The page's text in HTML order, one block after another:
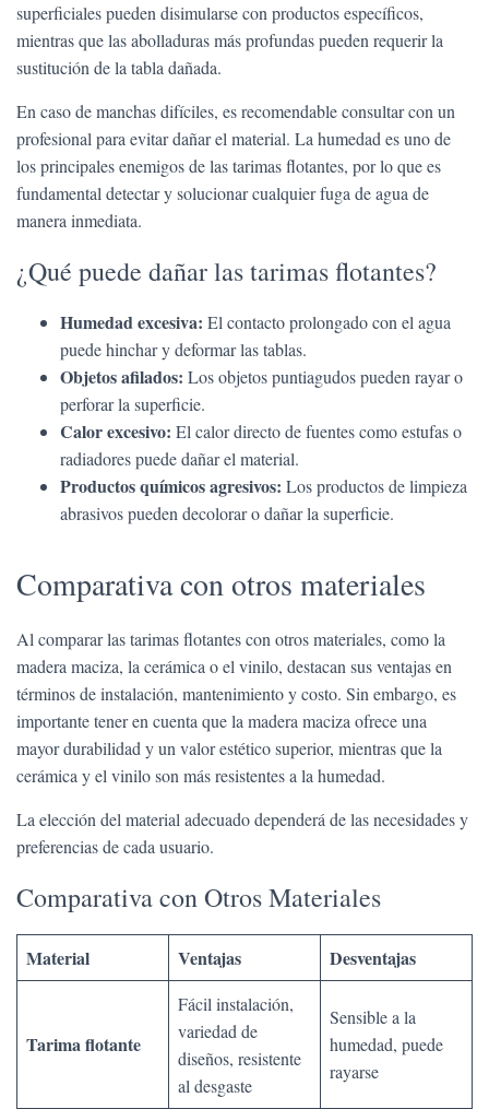
superficiales pueden disimularse con productos específicos,
mientras que las abolladuras más profundas pueden requerir la
sustitución de la tabla dañada.
En caso de manchas difíciles, es recomendable consultar con un
profesional para evitar dañar el material. La humedad es uno de
los principales enemigos de las tarimas flotantes, por lo que es
fundamental detectar y solucionar cualquier fuga de agua de
manera inmediata.
¿Qué puede dañar las tarimas flotantes?
Humedad excesiva: El contacto prolongado con el agua
puede hinchar y deformar las tablas.
Objetos afilados: Los objetos puntiagudos pueden rayar o
perforar la superficie.
Calor excesivo: El calor directo de fuentes como estufas o
radiadores puede dañar el material.
Productos químicos agresivos: Los productos de limpieza
abrasivos pueden decolorar o dañar la superficie.
Comparativa con otros materiales
Al comparar las tarimas flotantes con otros materiales, como la
madera maciza, la cerámica o el vinilo, destacan sus ventajas en
términos de instalación, mantenimiento y costo. Sin embargo, es
importante tener en cuenta que la madera maciza ofrece una
mayor durabilidad y un valor estético superior, mientras que la
cerámica y el vinilo son más resistentes a la humedad.
La elección del material adecuado dependerá de las necesidades y
preferencias de cada usuario.
Comparativa con Otros Materiales
Material Ventajas Desventajas
Tarima flotante
Fácil instalación,
variedad de
diseños, resistente
al desgaste
Sensible a la
humedad, puede
rayarse